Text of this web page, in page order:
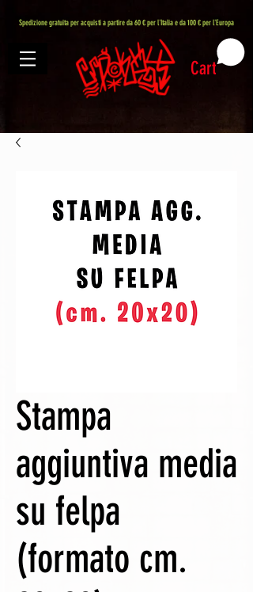
Spedizione gratuita per acquisti a partire da 60 € per l'Italia e da 100 € per l'Europa
Cart
Stampa
aggiuntiva media
su felpa
(formato cm.